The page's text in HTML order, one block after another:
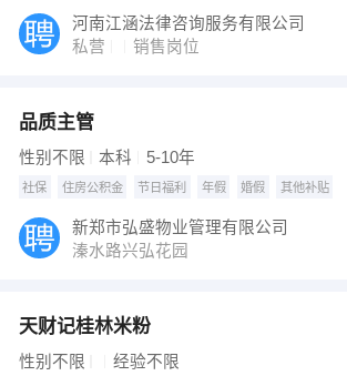
河南江涵法律咨询服务有限公司
私营
销售岗位
品质主管
性别不限 本科 5-10年
社保 住房公积金 节日福利 年假 婚假 其他补贴
新郑市弘盛物业管理有限公司
溱水路兴弘花园
天财记桂林米粉
性别不限 经验不限